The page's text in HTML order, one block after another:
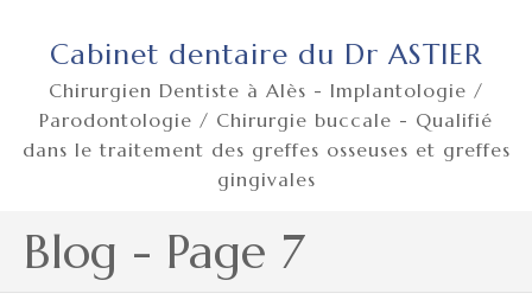
Cabinet dentaire du Dr ASTIER
Chirurgien Dentiste à Alès - Implantologie /
Parodontologie / Chirurgie buccale - Qualifié
dans le traitement des greffes osseuses et greffes
gingivales
Blog - Page 7